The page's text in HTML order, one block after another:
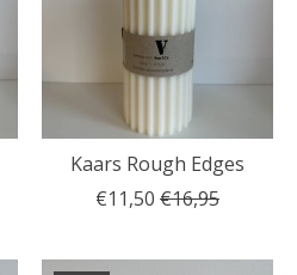
Kaars Rough Edges
€11,50 €16,95